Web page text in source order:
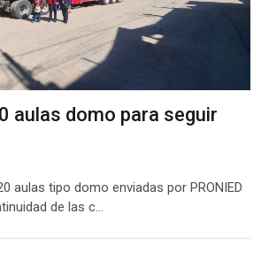
aulas domo para seguir
aulas tipo domo enviadas por PRONIED
de las c...